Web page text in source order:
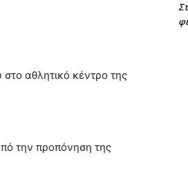
αθλητικό κέντρο της
την προπόνηση της